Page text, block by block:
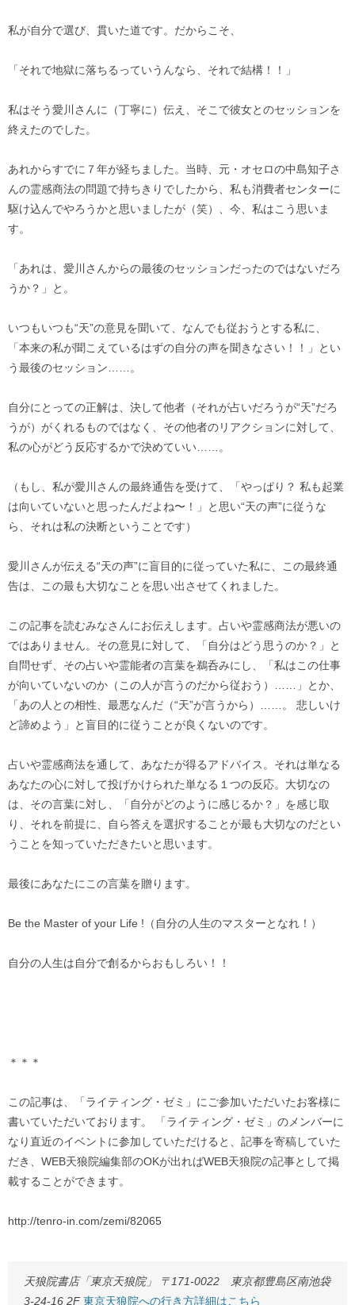
私が自分で選び、貫いた道です。だからこそ、
「それで地獄に落ちるっていうんなら、それで結構！！」
私はそう愛川さんに（丁寧に）伝え、そこで彼女とのセッションを
終えたのでした。
あれからすでに７年が経ちました。当時、元・オセロの中島知子さ
んの霊感商法の問題で持ちきりでしたから、私も消費者センターに
駆け込んでやろうかと思いましたが（笑）、今、私はこう思いま
す。
「あれは、愛川さんからの最後のセッションだったのではないだろ
うか？」と。
いつもいつも“天”の意見を聞いて、なんでも従おうとする私に、
「本来の私が聞こえているはずの自分の声を聞きなさい！！」とい
う最後のセッション……。
自分にとっての正解は、決して他者（それが占いだろうが“天”だろ
うが）がくれるものではなく、その他者のリアクションに対して、
私の心がどう反応するかで決めていい……。
（もし、私が愛川さんの最終通告を受けて、「やっぱり？ 私も起業
は向いていないと思ったんだよね〜！」と思い“天の声”に従うな
ら、それは私の決断ということです）
愛川さんが伝える“天の声”に盲目的に従っていた私に、この最終通
告は、この最も大切なことを思い出させてくれました。
この記事を読むみなさんにお伝えします。占いや霊感商法が悪いの
ではありません。その意見に対して、「自分はどう思うのか？」と
自問せず、その占いや霊能者の言葉を鵜呑みにし、「私はこの仕事
が向いていないのか（この人が言うのだから従おう）……」とか、
「あの人との相性、最悪なんだ（“天”が言うから）……。 悲しいけ
ど諦めよう」と盲目的に従うことが良くないのです。
占いや霊感商法を通して、あなたが得るアドバイス。それは単なる
あなたの心に対して投げかけられた単なる１つの反応。大切なの
は、その言葉に対し、「自分がどのように感じるか？」を感じ取
り、それを前提に、自ら答えを選択することが最も大切なのだとい
うことを知っていただきたいと思います。
最後にあなたにこの言葉を贈ります。
Be the Master of your Life !（自分の人生のマスターとなれ！）
自分の人生は自分で創るからおもしろい！！
＊＊＊
この記事は、「ライティング・ゼミ」にご参加いただいたお客様に
書いていただいております。 「ライティング・ゼミ」のメンバーに
なり直近のイベントに参加していただけると、記事を寄稿していた
だき、WEB天狼院編集部のOKが出ればWEB天狼院の記事として掲
載することができます。
http://tenro-in.com/zemi/82065
天狼院書店「東京天狼院」 〒171-0022 東京都豊島区南池袋
3-24-16 2F 東京天狼院への行き方詳細はこちら